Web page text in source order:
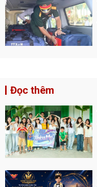
Đọc thêm